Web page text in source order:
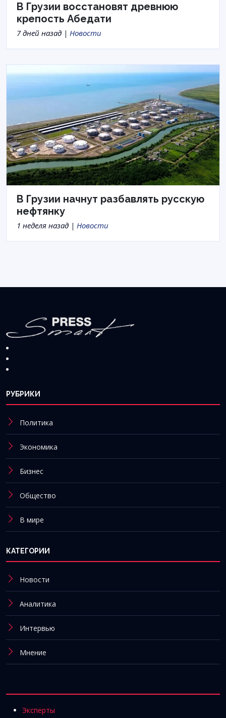
В Грузии восстановят древнюю
крепость Абедати
7 дней назад | Новости
В Грузии начнут разбавлять русскую
нефтянку
1 неделя назад | Новости
РУБРИКИ
Политика
Экономика
Бизнес
Общество
В мире
КАТЕГОРИИ
Новости
Аналитика
Интервью
Мнение
Эксперты